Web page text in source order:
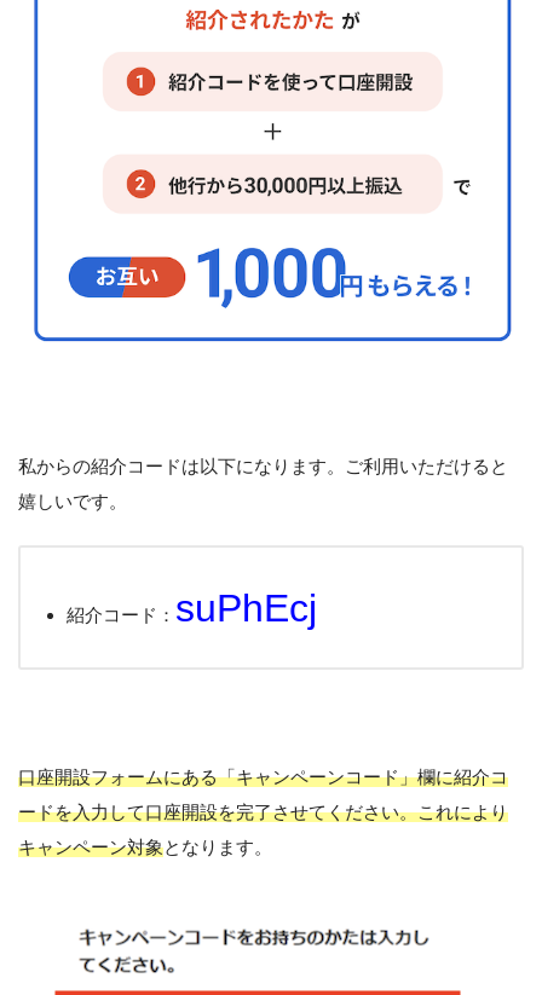
私からの紹介コードは以下になります。ご利用いただけると
嬉しいです。
紹介コード： suPhEcj
口座開設フォームにある「キャンペーンコード」欄に紹介コ
ードを入力して口座開設を完了させてください。これにより
キャンペーン対象となります。